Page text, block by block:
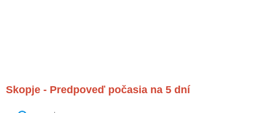
Skopje - Predpoveď počasia na 5 dní